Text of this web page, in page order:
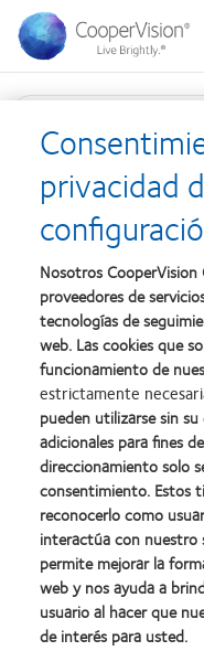
Pasar
contenido
principal
MiSight®
Family products
MiSight® 1 day
DIARIO
MiSight®
MiSight®
privacidad
Nosotros
proveedores de
tecnologías de
web. Las cookies que
funcionamiento de
estrictamente
pueden utilizarse sin
adicionales para fines
direccionamiento solo
consentimiento. Estos
reconocerlo como
interactúa con nuestro
permite mejorar la
web y nos ayuda a
usuario al hacer que
de interés para usted.